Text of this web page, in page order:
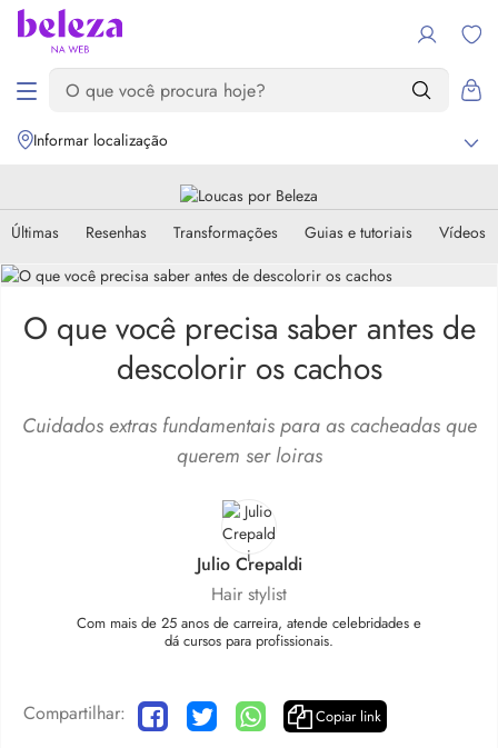
Informar localização
Últimas Resenhas Transformações Guias e tutoriais Vídeos
O que você precisa saber antes de
descolorir os cachos
Cuidados extras fundamentais para as cacheadas que
querem ser loiras
Julio Crepaldi
Hair stylist
Com mais de 25 anos de carreira, atende celebridades e
dá cursos para profissionais.
Compartilhar: Copiar link